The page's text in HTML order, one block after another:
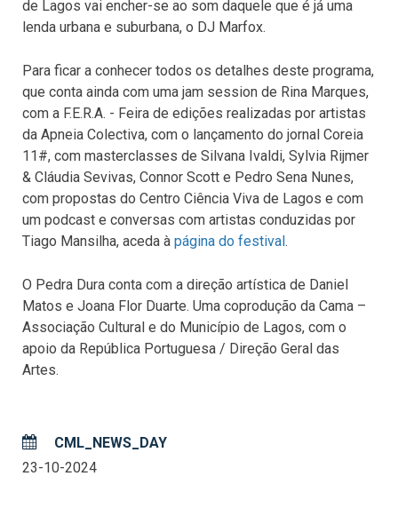
de Lagos vai encher-se ao som daquele que é já uma
lenda urbana e suburbana, o DJ Marfox.
Para ficar a conhecer todos os detalhes deste programa,
que conta ainda com uma jam session de Rina Marques,
com a F.E.R.A. - Feira de edições realizadas por artistas
da Apneia Colectiva, com o lançamento do jornal Coreia
11#, com masterclasses de Silvana Ivaldi, Sylvia Rijmer
& Cláudia Sevivas, Connor Scott e Pedro Sena Nunes,
com propostas do Centro Ciência Viva de Lagos e com
um podcast e conversas com artistas conduzidas por
Tiago Mansilha, aceda à página do festival.
O Pedra Dura conta com a direção artística de Daniel
Matos e Joana Flor Duarte. Uma coprodução da Cama –
Associação Cultural e do Município de Lagos, com o
apoio da República Portuguesa / Direção Geral das
Artes.
CML_NEWS_DAY
23-10-2024